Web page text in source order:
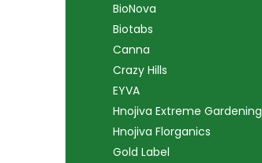
BioNova
Biotabs
Canna
Crazy Hills
EYVA
Hnojiva Extreme Gardening
Hnojiva Florganics
Gold Label